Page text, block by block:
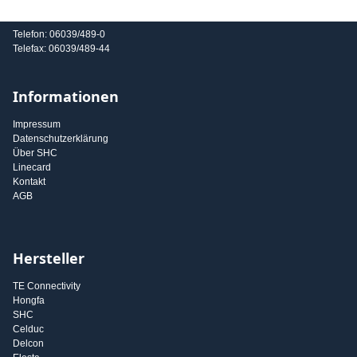
Telefon: 06039/489-0
Telefax: 06039/489-44
Informationen
Impressum
Datenschutzerklärung
Über SHC
Linecard
Kontakt
AGB
Hersteller
TE Connectivity
Hongfa
SHC
Celduc
Delcon